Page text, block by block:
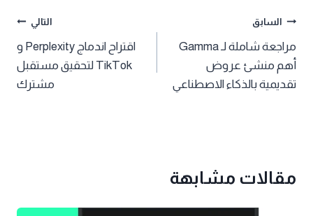
تصفّح
المقالات
السابق
مراجعة شاملة لـ Gamma
أهم منشئ عروض
تقديمية بالذكاء الاصطناعي
التالي
اقتراح اندماج Perplexity و
TikTok لتحقيق مستقبل
مشترك
مقالات مشابهة